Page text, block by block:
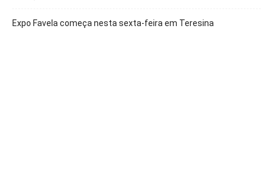
Expo Favela começa nesta sexta-feira em Teresina